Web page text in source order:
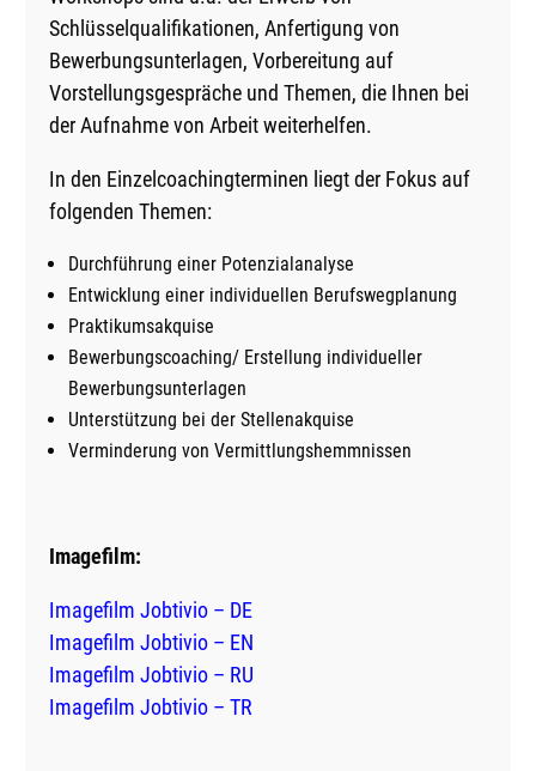
Schlüsselqualifikationen, Anfertigung von
Bewerbungsunterlagen, Vorbereitung auf
Vorstellungsgespräche und Themen, die Ihnen bei
der Aufnahme von Arbeit weiterhelfen.
In den Einzelcoachingterminen liegt der Fokus auf
folgenden Themen:
Durchführung einer Potenzialanalyse
Entwicklung einer individuellen Berufswegplanung
Praktikumsakquise
Bewerbungscoaching/ Erstellung individueller
Bewerbungsunterlagen
Unterstützung bei der Stellenakquise
Verminderung von Vermittlungshemmnissen​
Imagefilm:
Imagefilm Jobtivio – DE
Imagefilm Jobtivio – EN
Imagefilm Jobtivio – RU
Imagefilm Jobtivio – TR